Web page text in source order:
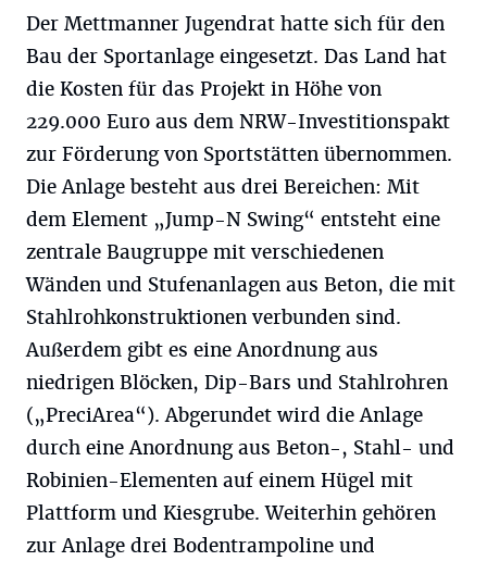
Der Mettmanner Jugendrat hatte sich für den
Bau der Sportanlage eingesetzt. Das Land hat
die Kosten für das Projekt in Höhe von
229.000 Euro aus dem NRW-Investitionspakt
zur Förderung von Sportstätten übernommen.
Die Anlage besteht aus drei Bereichen: Mit
dem Element „Jump-N Swing“ entsteht eine
zentrale Baugruppe mit verschiedenen
Wänden und Stufenanlagen aus Beton, die mit
Stahlrohkonstruktionen verbunden sind.
Außerdem gibt es eine Anordnung aus
niedrigen Blöcken, Dip-Bars und Stahlrohren
(„PreciArea“). Abgerundet wird die Anlage
durch eine Anordnung aus Beton-, Stahl- und
Robinien-Elementen auf einem Hügel mit
Plattform und Kiesgrube. Weiterhin gehören
zur Anlage drei Bodentrampoline und